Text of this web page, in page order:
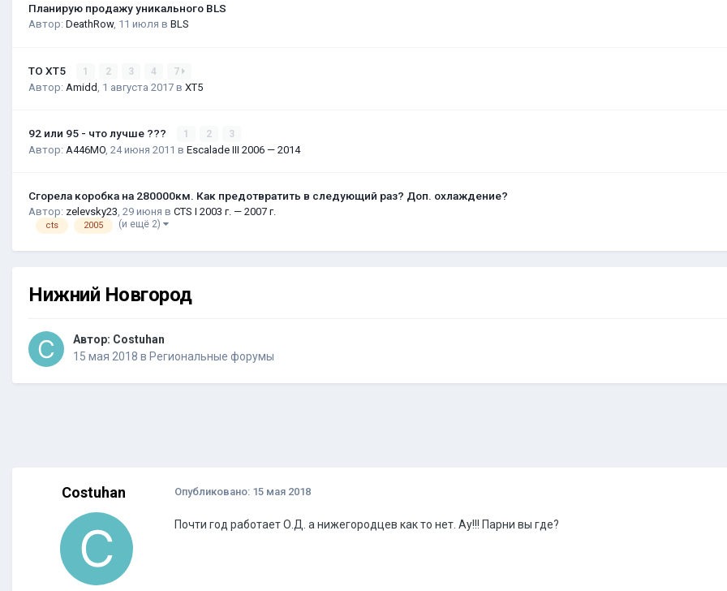
Планирую продажу уникального BLS
Автор: DeathRow, 11 июля в BLS
ТО XT5 1 2 3 4 7
Автор: Amidd 1 августа 2017 в XT5
92 или 95 - что лучше ??? 1 2 3
Автор: A446MO 24 июня 2011 в Escalade III 2006 — 2014
Сгорела коробка на 280000км. Как предотвратить в следующий раз? Доп. охлаждение?
Автор: zelevsky23 29 июня в CTS I 2003 г. — 2007 г.
cts 2005 (и ещё 2)
Нижний Новгород
Автор: Costuhan
15 мая 2018 в Региональные форумы
Costuhan Опубликовано: 15 мая 2018
Почти год работает О.Д. а нижегородцев как то нет. Ау!!! Парни вы где?